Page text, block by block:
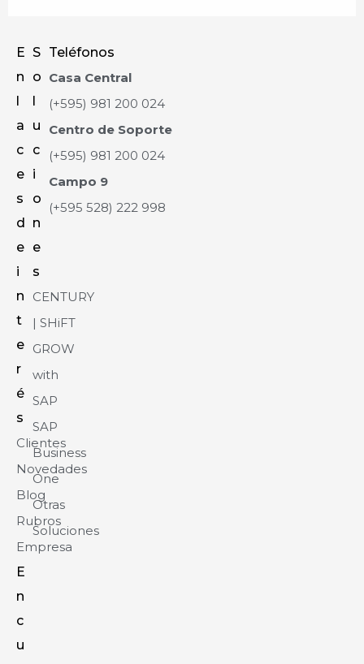
E
n
a
c
e
s
d
e
i
n
t
e
r
é
s
Clientes
Novedades
Blog
Rubros
Empresa
E
n
c
u
S
o
u
c
i
o
n
e
s
CENTURY
| SHiFT
GROW
with
SAP
SAP
Business
One
Otras
Soluciones
Teléfonos
Casa Central
(+595) 981 200 024
Centro de Soporte
(+595) 981 200 024
Campo 9
(+595 528) 222 998